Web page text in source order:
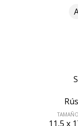
TAMAÑO
11,5 x